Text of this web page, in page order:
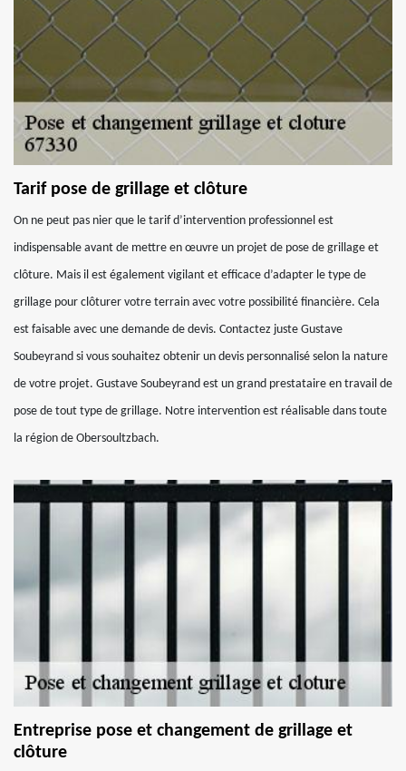
Tarif pose de grillage et clôture
On ne peut pas nier que le tarif d’intervention professionnel est
indispensable avant de mettre en œuvre un projet de pose de grillage et
clôture. Mais il est également vigilant et efficace d’adapter le type de
grillage pour clôturer votre terrain avec votre possibilité financière. Cela
est faisable avec une demande de devis. Contactez juste Gustave
Soubeyrand si vous souhaitez obtenir un devis personnalisé selon la nature
de votre projet. Gustave Soubeyrand est un grand prestataire en travail de
pose de tout type de grillage. Notre intervention est réalisable dans toute
la région de Obersoultzbach.
Entreprise pose et changement de grillage et
clôture